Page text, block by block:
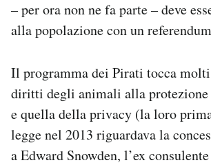
– per ora non ne fa parte – deve
alla popolazione con un
Il programma dei Pirati tocca
diritti degli animali alla protezione
e quella della privacy (la loro
legge nel 2013 riguardava la
a Edward Snowden, l’ex